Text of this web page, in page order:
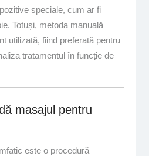
speciale, cum ar fi
Totuși, metoda manuală
utilizată, fiind preferată pentru
tratamentul în funcție de
masajul pentru
este o procedură